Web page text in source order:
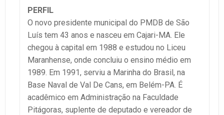
PERFIL
O novo presidente municipal do PMDB de São
Luís tem 43 anos e nasceu em Cajari-MA. Ele
chegou à capital em 1988 e estudou no Liceu
Maranhense, onde concluiu o ensino médio em
1989. Em 1991, serviu a Marinha do Brasil, na
Base Naval de Val De Cans, em Belém-PA. É
acadêmico em Administração na Faculdade
Pitágoras, suplente de deputado e vereador de